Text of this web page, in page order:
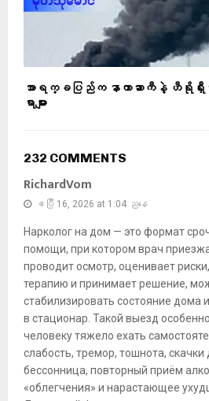
အာရက္ခပြည်က နာကာဆာကီနဲ့ ဟီရိုရှီ
ရာများ
232 COMMENTS
RichardVom
ဧပြီ 16, 2026 at 1:04 ညနေ
Нарколог на дом — это формат
помощи, при котором врач
проводит осмотр, оценивает
терапию и принимает решение,
стабилизировать состояние дома
в стационар. Такой выезд
человеку тяжело ехать
слабость, тремор, тошнота, скачки
бессонница, повторный приём
«облегчения» и нарастающее